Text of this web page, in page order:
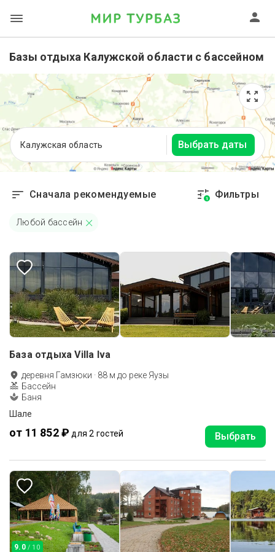
Базы отдыха Калужской области с бассейном
Калужская область Выбрать даты
Сначала рекомендуемые 1 Фильтры
Любой бассейн
База отдыха Villa Iva
деревня Гамзюки · 88 м до реке Яузы
Бассейн
Баня
Шале
от 11 852 ₽ для 2 гостей Выбрать
9.0 / 10